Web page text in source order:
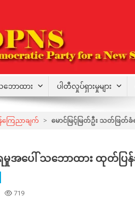
ဘောထား ပါတီလှုပ်ရှားမှုများ
ြေညာချက် > မောင်မြင့်မြတ်ဦး သတ်ဖြတ်
မှုအပေါ် သဘောထား ထုတ်ပြန်
719